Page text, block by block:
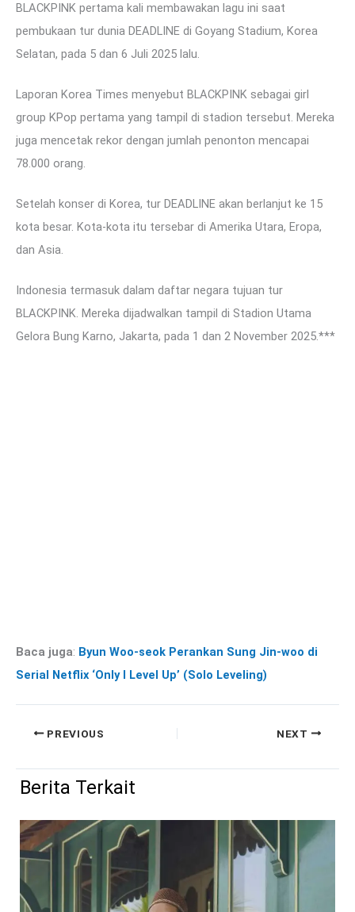
BLACKPINK pertama kali membawakan lagu ini saat
pembukaan tur dunia DEADLINE di Goyang Stadium, Korea
Selatan, pada 5 dan 6 Juli 2025 lalu.
Laporan Korea Times menyebut BLACKPINK sebagai girl
group KPop pertama yang tampil di stadion tersebut. Mereka
juga mencetak rekor dengan jumlah penonton mencapai
78.000 orang.
Setelah konser di Korea, tur DEADLINE akan berlanjut ke 15
kota besar. Kota-kota itu tersebar di Amerika Utara, Eropa,
dan Asia.
Indonesia termasuk dalam daftar negara tujuan tur
BLACKPINK. Mereka dijadwalkan tampil di Stadion Utama
Gelora Bung Karno, Jakarta, pada 1 dan 2 November 2025.***
Baca juga: Byun Woo-seok Perankan Sung Jin-woo di
Serial Netflix ‘Only I Level Up’ (Solo Leveling)
PREVIOUS NEXT
Berita Terkait